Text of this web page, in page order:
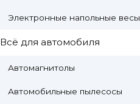
Электронные напольные весы
Всё для автомобиля
Автомагнитолы
Автомобильные пылесосы